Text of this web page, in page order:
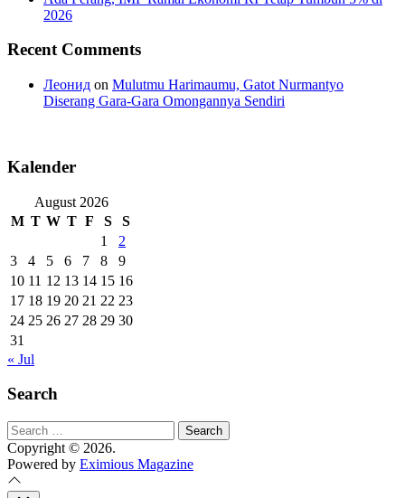
2026
Recent Comments
Леонид on Mulutmu Harimaumu, Gatot Nurmantyo
Diserang Gara-Gara Omongannya Sendiri
Kalender
August 2026
M T W T F S
S
1
2
3
4 5 6 7 8
9
10 11 12 13 14 15 16
17 18 19 20 21 22 23
24 25 26 27 28 29 30
31
« Jul
Search
Search
for:
Copyright © 2026.
Powered by Eximious Magazine